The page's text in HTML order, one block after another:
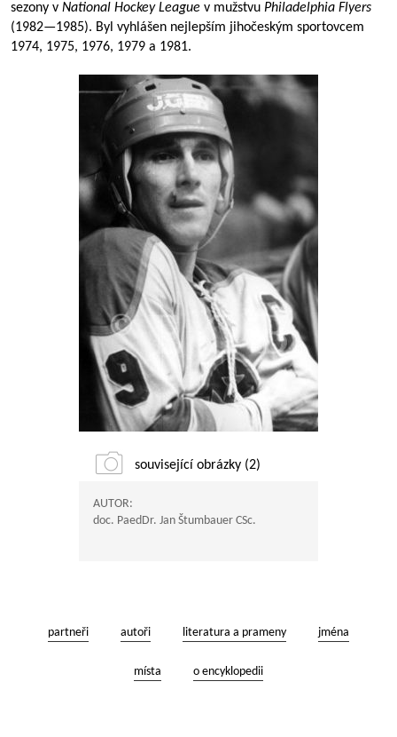
sezony v National Hockey League v mužstvu Philadelphia Flyers
(1982—1985). Byl vyhlášen nejlepším jihočeským sportovcem
1974, 1975, 1976, 1979 a 1981.
související obrázky (2)
AUTOR:
doc. PaedDr. Jan Štumbauer CSc.
partneři autoři literatura a prameny jména
místa o encyklopedii